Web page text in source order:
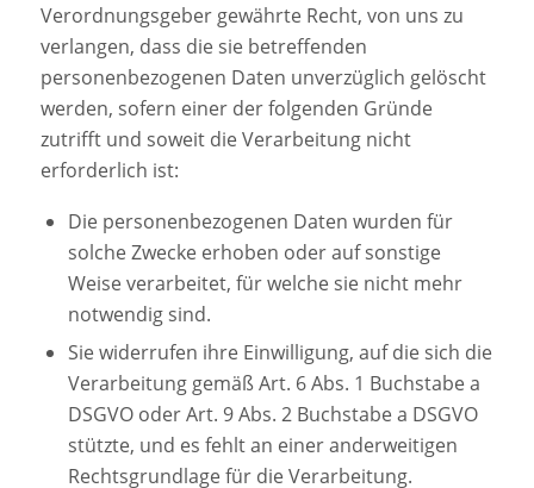
Verordnungsgeber gewährte Recht, von uns zu
verlangen, dass die sie betreffenden
personenbezogenen Daten unverzüglich gelöscht
werden, sofern einer der folgenden Gründe
zutrifft und soweit die Verarbeitung nicht
erforderlich ist:
Die personenbezogenen Daten wurden für
solche Zwecke erhoben oder auf sonstige
Weise verarbeitet, für welche sie nicht mehr
notwendig sind.
Sie widerrufen ihre Einwilligung, auf die sich die
Verarbeitung gemäß Art. 6 Abs. 1 Buchstabe a
DSGVO oder Art. 9 Abs. 2 Buchstabe a DSGVO
stützte, und es fehlt an einer anderweitigen
Rechtsgrundlage für die Verarbeitung.